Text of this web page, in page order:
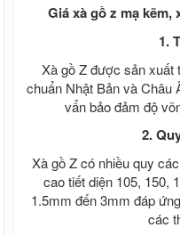
4mm 5mm 6mm
Giá tấm xi măng cemboard
Báo giá thi công tấm
zalo 0913685879
Giá tấm xi măng Cemboard
1m22* 2m44, 1m*
Tấm cemboard Việt
Tấm cemboard duraflex
Cemboard Vĩnh
Giá tấm xi măng Thái Lan
100%
Sale Tấm cemboard Thái
Giá xà gồ z mạ kẽm,
1.
Xà gồ Z được sản xuất
chuẩn Nhật Bản và Châu
vẩn bảo đảm độ
2.
Xà gồ Z có nhiều quy
cao tiết diện 105, 150,
1.5mm đến 3mm đáp
các